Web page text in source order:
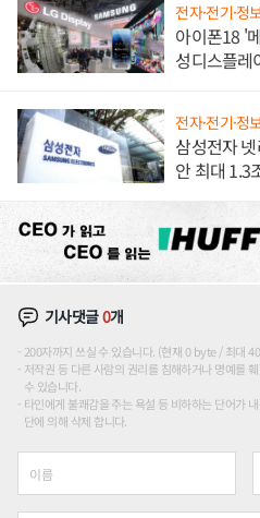
전자·전기·정
아이폰18 '
성디스플레
전자·전기·정
삼성전자
안 최대 1.3
기사댓글0개
200자까지 쓰실 수 있습니다. (현재 0 byte / 최대
저작권 등 다른 사람의 권리를 침해하거나 명예를
수 있습니다.
타인에게 불쾌감을 주는 욕설 등 비하하는 단어가
단에 의해 삭제 합니다.